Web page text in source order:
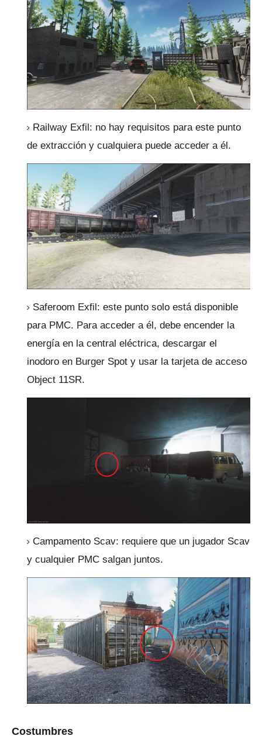
Railway Exfil: no hay requisitos para este punto
de extracción y cualquiera puede acceder a él.
Saferoom Exfil: este punto solo está disponible
para PMC. Para acceder a él, debe encender la
energía en la central eléctrica, descargar el
inodoro en Burger Spot y usar la tarjeta de acceso
Object 11SR.
Campamento Scav: requiere que un jugador Scav
y cualquier PMC salgan juntos.
Costumbres